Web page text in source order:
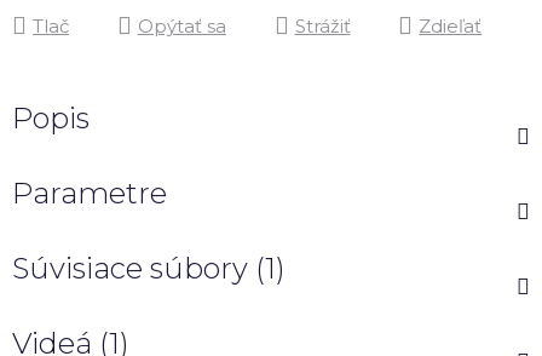
Tlač Opýtať sa Strážiť Zdieľať
Popis
Parametre
Súvisiace súbory (1)
Videá (1)